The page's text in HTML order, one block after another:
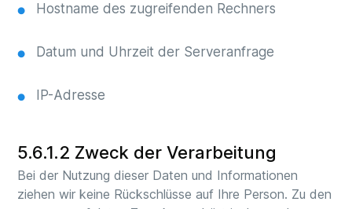
Hostname des zugreifenden Rechners
Datum und Uhrzeit der Serveranfrage
IP-Adresse
5.6.1.2 Zweck der Verarbeitung
Bei der Nutzung dieser Daten und Informationen
ziehen wir keine Rückschlüsse auf Ihre Person. Zu den